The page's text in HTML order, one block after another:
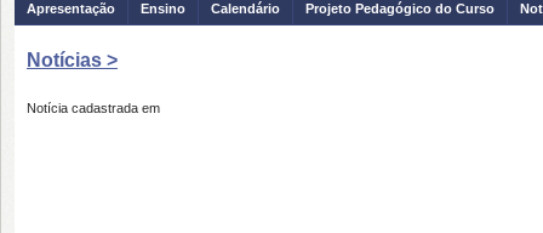
Apresentação Ensino Calendário Projeto Pedagógico do Curso
Notícias >
Notícia cadastrada em